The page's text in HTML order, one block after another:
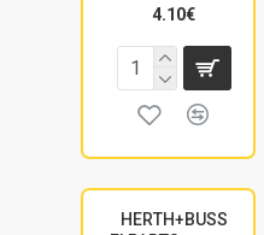
4.10€
HERTH+BUSS